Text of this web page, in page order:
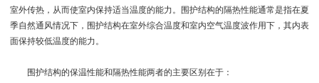
室外传热，从而使室内保持适当温度的能力。围护结构的隔热性能通常是指在夏
季自然通风情况下，围护结构在室外综合温度和室内空气温度波作用下，其内表
面保持较低温度的能力。
围护结构的保温性能和隔热性能两者的主要区别在于：